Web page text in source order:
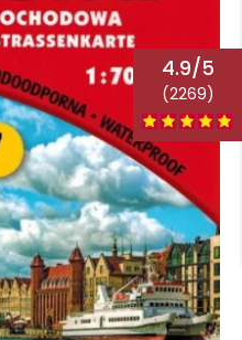
4.9/5
(2269)